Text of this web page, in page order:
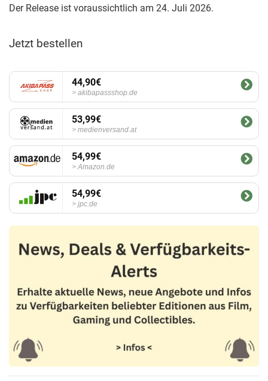
Der Release ist voraussichtlich am 24. Juli 2026.
Jetzt bestellen
44,90€
akibapassshop.de
53,99€
medienversand.at
54,99€
Amazon.de
54,99€
jpc.de